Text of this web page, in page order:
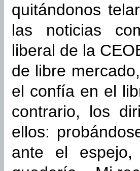
quitándonos
las noticias
liberal de la
de libre
el confía en el
contrario, los
ellos:
ante el